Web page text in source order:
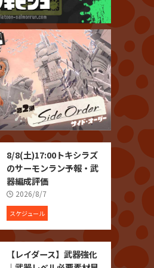
8/8(土)17:00トキシラズ
のサーモンラン予報・武
器編成評価
2026/8/7
スケジュール
【レイダース】武器強化